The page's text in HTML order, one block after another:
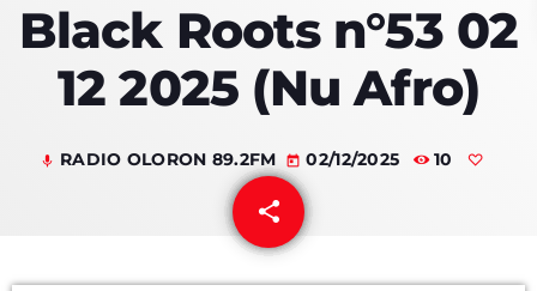
PROGRAMMES & ÉMISSIONS
TITRES DIFFUSÉS
QUI SOMMES NOUS ?
Black Roots n°53 02
12 2025 (Nu Afro)
mic RADIO OLORON 89.2FM today 02/12/2025 10
share
email